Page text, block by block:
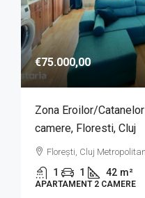
€75.000,00
Zona Eroilor/
camere, Floresti, Cluj
Florești, Cluj
1 1 42 m²
APARTAMENT 2 CAMERE